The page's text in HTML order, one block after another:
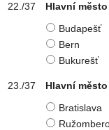
Hlavní
Budapešť
Bern
Bukurešť
Hlavní
Bratislava